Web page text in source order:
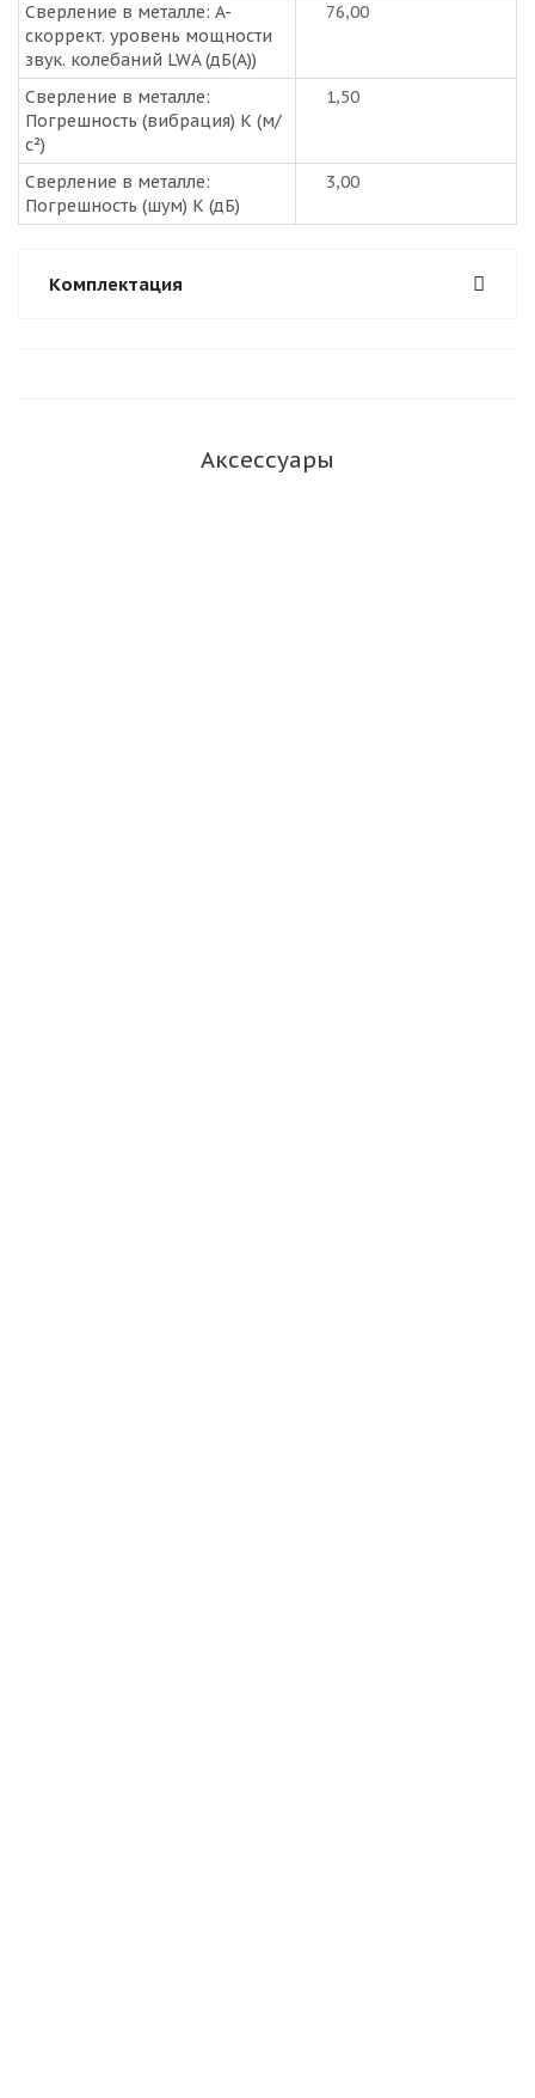
Сверление в металле: A-
скоррект. уровень мощности
звук. колебаний LWA (дБ(A))
76,00
Сверление в металле:
Погрешность (вибрация) K (м/
с²)
1,50
Сверление в металле:
Погрешность (шум) K (дБ)
3,00
Комплектация
Аксессуары